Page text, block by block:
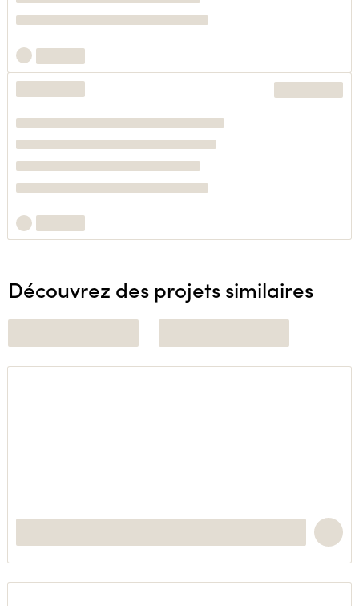
Découvrez des projets similaires